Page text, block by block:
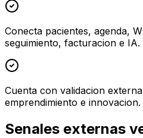
Conecta pacientes, agenda,
seguimiento, facturacion e IA.
Cuenta con validacion
emprendimiento e innovacion.
Senales externas